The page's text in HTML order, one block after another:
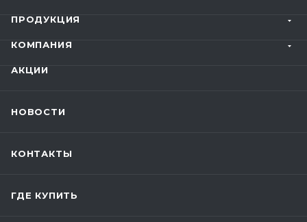
ПРОДУКЦИЯ
КОМПАНИЯ
АКЦИИ
НОВОСТИ
КОНТАКТЫ
ГДЕ КУПИТЬ